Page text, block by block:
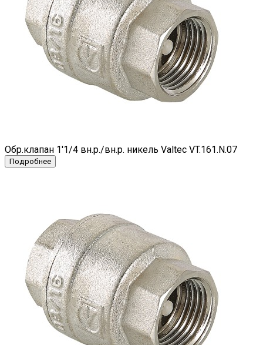
Обр.клапан 1'1/4 вн.р./вн.р. никель Valtec VT.161.N.07